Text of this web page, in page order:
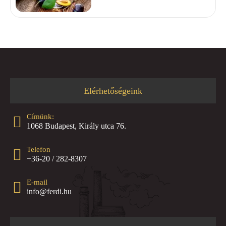
Elérhetőségeink
Címünk:
1068 Budapest, Király utca 76.
Telefon
+36-20 / 282-8307
E-mail
info@ferdi.hu